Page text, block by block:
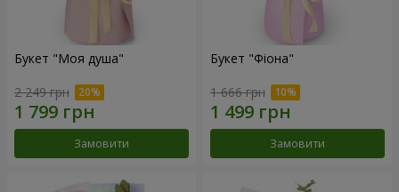
Букет "Моя душа"
2 249 грн
Замовити
Букет "Фіона"
1 666 грн
Замовити